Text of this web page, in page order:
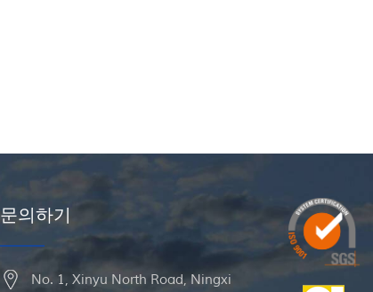
문의하기
No. 1, Xinyu North Road, Ningxi